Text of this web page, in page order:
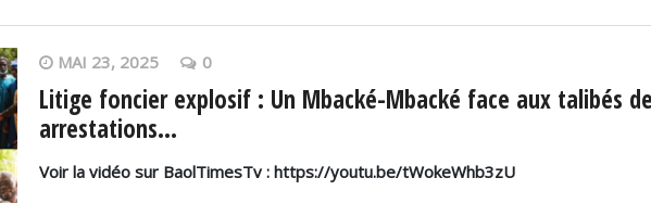
MAI 23, 2025 0
Litige foncier explosif : Un Mbacké-Mbacké face aux talibés
arrestations...
Voir la vidéo sur BaolTimesTv : https://youtu.be/tWokeWhb3zU